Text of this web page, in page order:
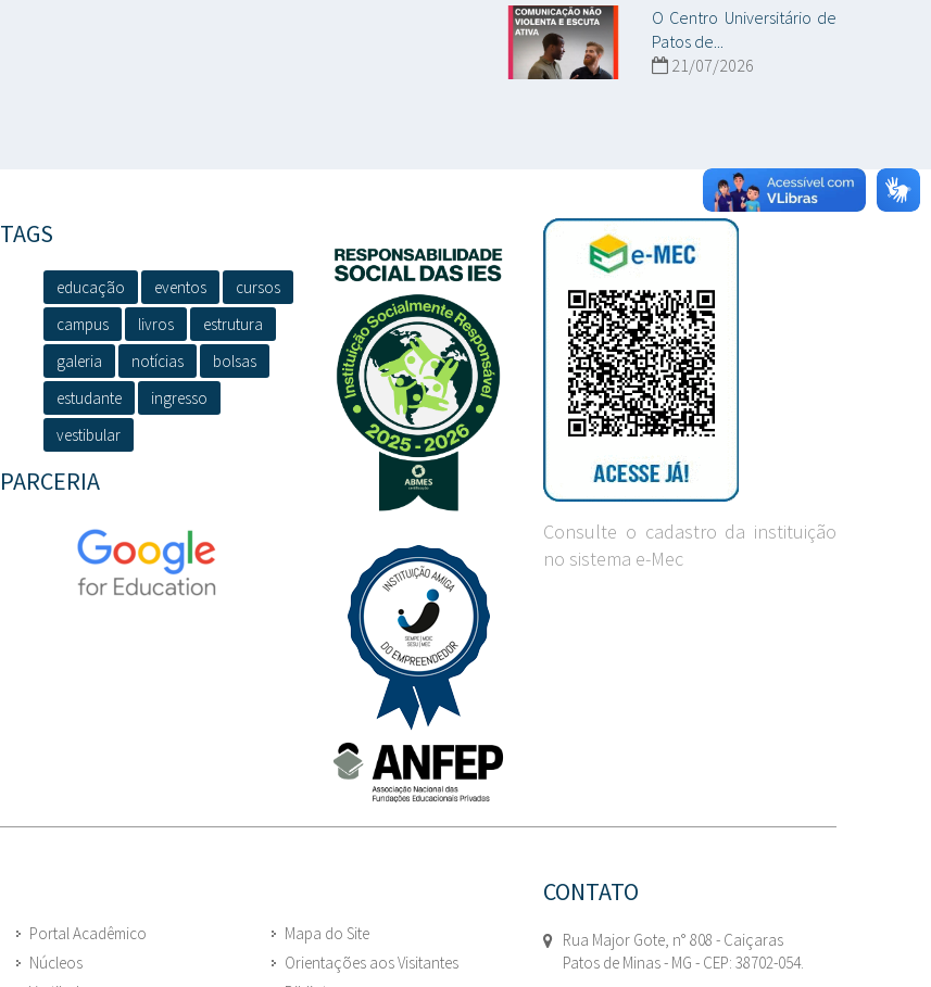
O Centro Universitário de
Patos de...
21/07/2026
TAGS
educação eventos
cursos
campus
livros
estrutura
galeria
notícias
bolsas
estudante
ingresso
vestibular
PARCERIA
Consulte o cadastro da instituição
no sistema e-Mec
Portal Acadêmico
Núcleos
Mapa do Site
Orientações aos Visitantes
CONTATO
Rua Major Gote, n° 808 - Caiçaras
Patos de Minas - MG - CEP: 38702-054.